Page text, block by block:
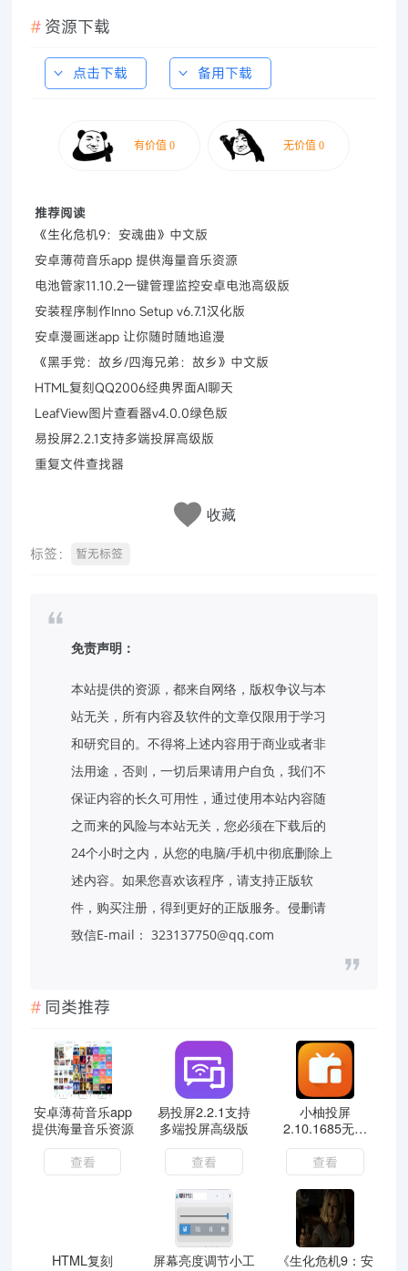
资源下载
点击下载 备用下载
推荐阅读
《生化危机9：安魂曲》中文版
安卓薄荷音乐app 提供海量音乐资源
电池管家11.10.2一键管理监控安卓电池高级版
安装程序制作Inno Setup v6.7.1汉化版
安卓漫画迷app 让你随时随地追漫
《黑手党：故乡/四海兄弟：故乡》中文版
HTML复刻QQ2006经典界面AI聊天
LeafView图片查看器v4.0.0绿色版
易投屏2.2.1支持多端投屏高级版
重复文件查找器
收藏
标签： 暂无标签
免责声明：
本站提供的资源，都来自网络，版权争议与本
站无关，所有内容及软件的文章仅限用于学习
和研究目的。不得将上述内容用于商业或者非
法用途，否则，一切后果请用户自负，我们不
保证内容的长久可用性，通过使用本站内容随
之而来的风险与本站无关，您必须在下载后的
24个小时之内，从您的电脑/手机中彻底删除上
述内容。如果您喜欢该程序，请支持正版软
件，购买注册，得到更好的正版服务。侵删请
致信E-mail： 323137750@qq.com
同类推荐
安卓薄荷音乐app
提供海量音乐资源
查看
易投屏2.2.1支持
多端投屏高级版
查看
小柚投屏
2.10.1685无限
制，不需要局域网
免费无广
查看
HTML复刻
屏幕亮度调节小工
《生化危机9：安